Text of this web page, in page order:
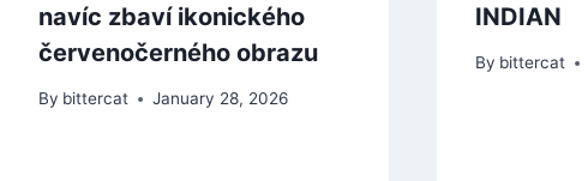
navíc zbaví ikonického
červenočerného obrazu
By bittercat January 28, 2026
INDIAN
By bittercat